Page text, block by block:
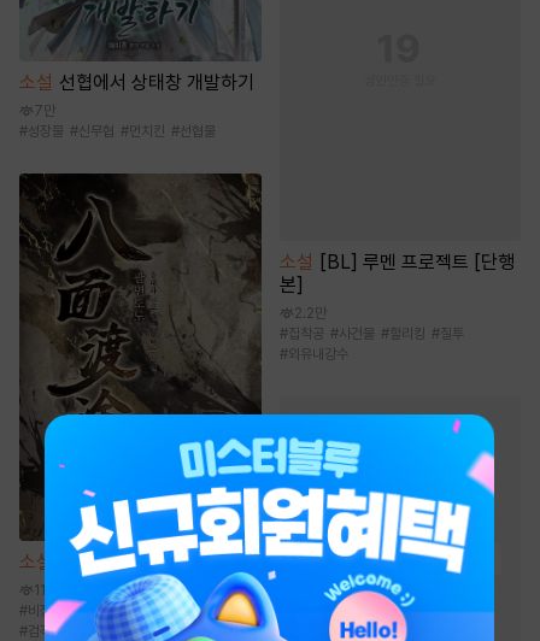
소설 선협에서 상태창 개발하기
7만
#성장물 #신무협 #먼치킨 #선협물
소설 팔면도도
11.9만
#비장함 #성장물 #복수물 #먼치킨
#검객/무사
소설 [BL] 루멘 프로젝트 [단행
본]
2.2만
#집착공 #사건물 #할리킹 #질투
#외유내강수
인기 키워드
#먼치킨 #유쾌함
# 스포츠물 # 게임시스템
#복수물 #생존물 # 전문직
통쾌함 #이능력
성장물 #비장함